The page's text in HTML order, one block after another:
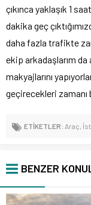
çıkınca yaklaşık 1
dakika geç
daha fazla trafikte
ekip arkadaşlarım da
makyajlarını
geçirecekleri zamanı
ETİKETLER: Araç,
BENZER